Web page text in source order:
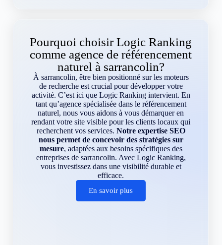
Pourquoi choisir Logic Ranking
comme agence de référencement
naturel à sarrancolin?
À sarrancolin, être bien positionné sur les moteurs
de recherche est crucial pour développer votre
activité. C’est ici que Logic Ranking intervient. En
tant qu’agence spécialisée dans le référencement
naturel, nous vous aidons à vous démarquer en
rendant votre site visible pour les clients locaux qui
recherchent vos services. Notre expertise SEO
nous permet de concevoir des stratégies sur
mesure, adaptées aux besoins spécifiques des
entreprises de sarrancolin. Avec Logic Ranking,
vous investissez dans une visibilité durable et
efficace.
En savoir plus